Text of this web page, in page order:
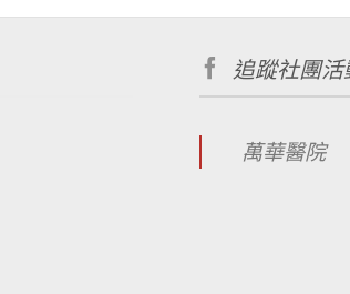
追蹤社團活
萬華醫院